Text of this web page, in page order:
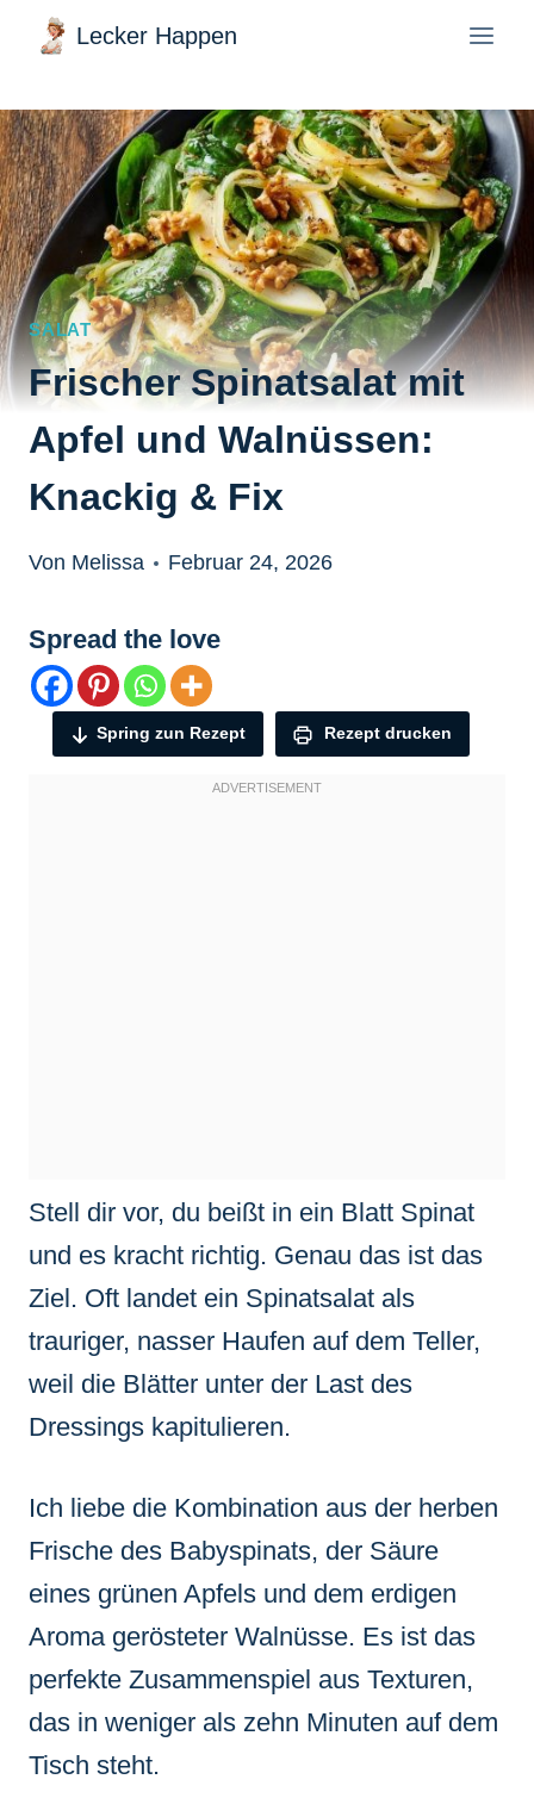
Zum
Inhalt
springen
Lecker Happen
SALAT
Frischer Spinatsalat mit
Apfel und Walnüssen:
Knackig & Fix
Von Melissa Februar 24, 2026
Spread the love
Spring zun Rezept Rezept drucken
Stell dir vor, du beißt in ein Blatt Spinat
und es kracht richtig. Genau das ist das
Ziel. Oft landet ein Spinatsalat als
trauriger, nasser Haufen auf dem Teller,
weil die Blätter unter der Last des
Dressings kapitulieren.
Ich liebe die Kombination aus der herben
Frische des Babyspinats, der Säure
eines grünen Apfels und dem erdigen
Aroma gerösteter Walnüsse. Es ist das
perfekte Zusammenspiel aus Texturen,
das in weniger als zehn Minuten auf dem
Tisch steht.